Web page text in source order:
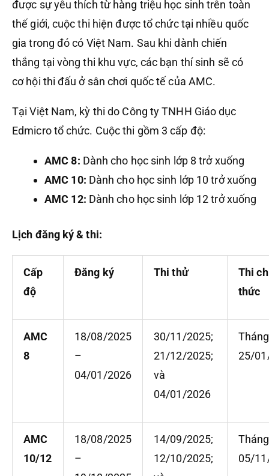
được sự yêu thích từ hàng triệu học sinh trên toàn
thế giới, cuộc thi hiện được tổ chức tại nhiều quốc
gia trong đó có Việt Nam. Sau khi dành chiến
thắng tại vòng thi khu vực, các bạn thí sinh sẽ có
cơ hội thi đấu ở sân chơi quốc tế của AMC.
Tại Việt Nam, kỳ thi do Công ty TNHH Giáo dục
Edmicro tổ chức. Cuộc thi gồm 3 cấp độ:
AMC 8: Dành cho học sinh lớp 8 trở xuống
AMC 10: Dành cho học sinh lớp 10 trở xuống
AMC 12: Dành cho học sinh lớp 12 trở xuống
Lịch đăng ký & thi:
Cấp
độ
Đăng ký Thi thử
Thi
thức
AMC
8
18/08/2025
–
04/01/2026
30/11/2025;
21/12/2025;
và
04/01/2026
Tháng
25/
AMC
10/12
18/08/2025
–
14/09/2025;
12/10/2025;
Tháng
05/